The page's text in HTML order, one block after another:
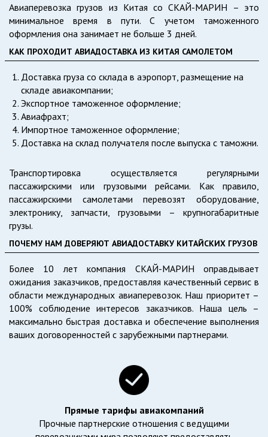
Авиаперевозка грузов из Китая со СКАЙ-МАРИН – это
минимальное время в пути. С учетом таможенного
оформления она занимает не больше 3 дней.
КАК ПРОХОДИТ АВИАДОСТАВКА ИЗ КИТАЯ САМОЛЕТОМ
Доставка груза со склада в аэропорт, размещение на
складе авиакомпании;
Экспортное таможенное оформление;
Авиафрахт;
Импортное таможенное оформление;
Доставка на склад получателя после выпуска с таможни.
Транспортировка осуществляется регулярными
пассажирскими или грузовыми рейсами. Как правило,
пассажирскими самолетами перевозят оборудование,
электронику, запчасти, грузовыми – крупногабаритные
грузы.
ПОЧЕМУ НАМ ДОВЕРЯЮТ АВИАДОСТАВКУ КИТАЙСКИХ ГРУЗОВ
Более 10 лет компания СКАЙ-МАРИН оправдывает
ожидания заказчиков, предоставляя качественный сервис в
области международных авиаперевозок. Наш приоритет –
100% соблюдение интересов заказчиков. Наша цель –
максимально быстрая доставка и обеспечение выполнения
ваших договоренностей с зарубежными партнерами.
Прямые тарифы авиакомпаний
Прочные партнерские отношения с ведущими